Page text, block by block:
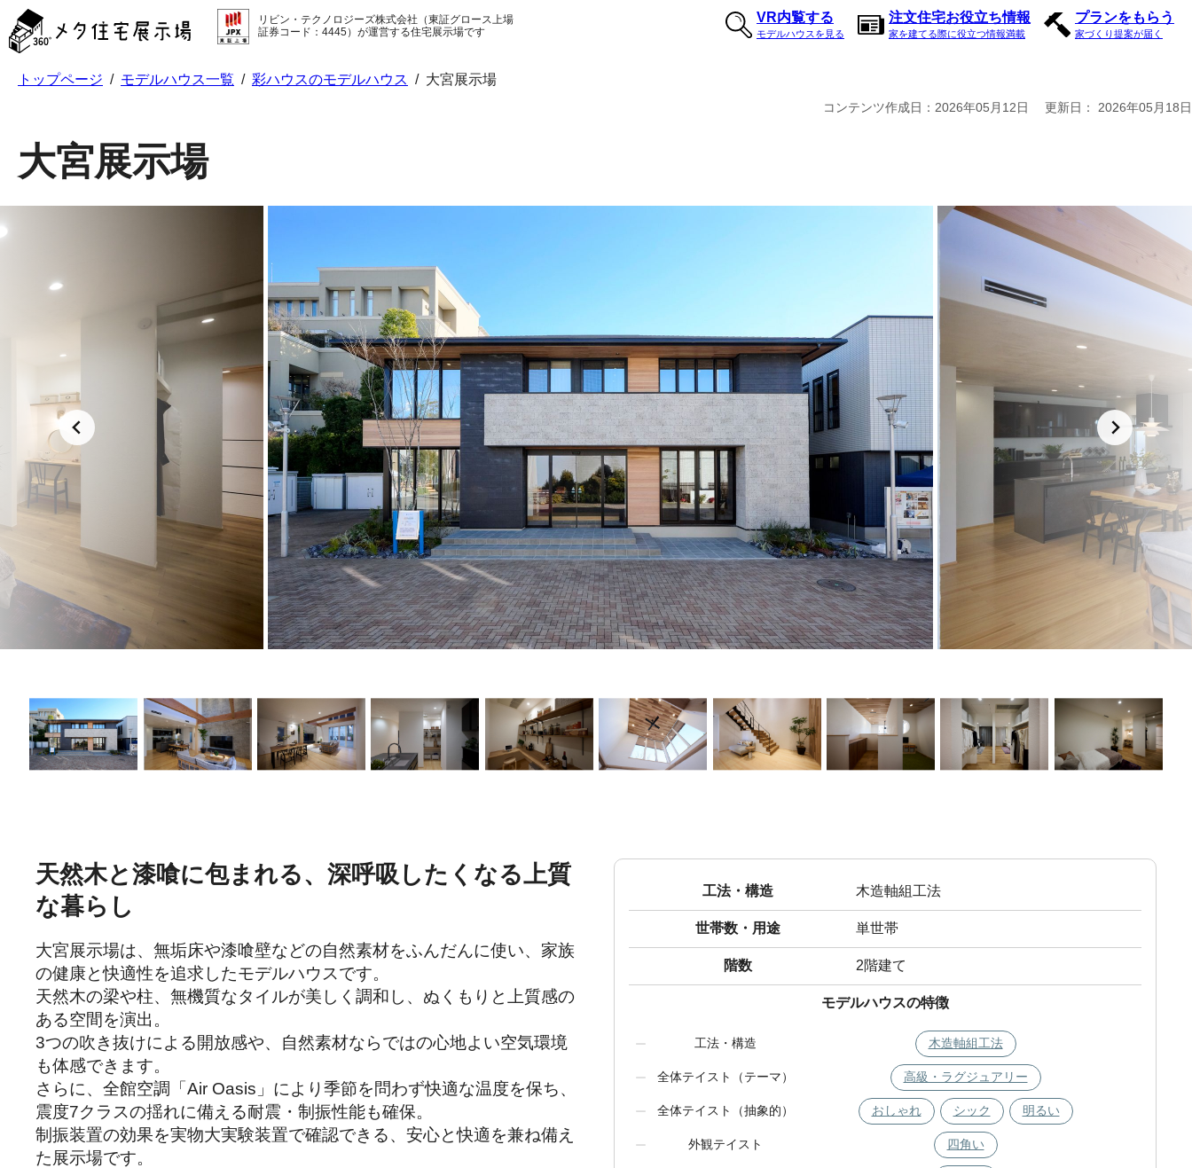
タ
住
へ
リビン・テクノロジーズ株式会社（東証グロース上場
証券コード：4445）が運営する住宅展示場です
VR内覧する
モデルハウスを見る
注文住宅お役立ち情報
家を建てる際に役立つ情報満載
プランをもらう
家づくり提案が届く
トップページ / モデルハウス一覧 / 彩ハウスのモデルハウス / 大宮展示場
コンテンツ作成日： 2026年05月12日 更新日： 2026年05月18日
大宮展示場
天然木と漆喰に包まれる、深呼吸したくなる上質
な暮らし
大宮展示場は、無垢床や漆喰壁などの自然素材をふんだんに使い、家族
の健康と快適性を追求したモデルハウスです。
天然木の梁や柱、無機質なタイルが美しく調和し、ぬくもりと上質感の
ある空間を演出。
3つの吹き抜けによる開放感や、自然素材ならではの心地よい空気環境
も体感できます。
さらに、全館空調「Air Oasis」により季節を問わず快適な温度を保ち、
震度7クラスの揺れに備える耐震・制振性能も確保。
制振装置の効果を実物大実験装置で確認できる、安心と快適を兼ね備え
た展示場です。
工法・構造 木造軸組工法
世帯数・用途 単世帯
階数 2階建て
モデルハウスの特徴
工法・構造 木造軸組工法
全体テイスト（テーマ） 高級・ラグジュアリー
全体テイスト（抽象的） おしゃれ シック 明るい
外観テイスト 四角い